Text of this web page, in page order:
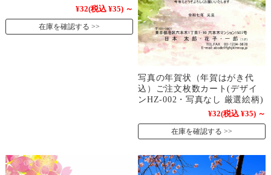
¥32(税込 ¥35) ～
在庫を確認する
写真の年賀状（年賀はがき代
込）ご注文枚数カート(デザイ
ンHZ-002・写真なし 厳選絵柄)
¥32(税込 ¥35) ～
在庫を確認する